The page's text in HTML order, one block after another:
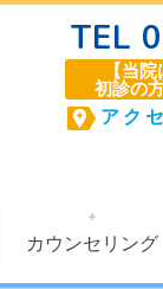
TEL
【当
初診の
アク
カウンセリング